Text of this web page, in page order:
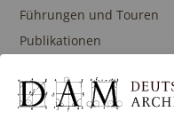
Führungen und Touren
Publikationen